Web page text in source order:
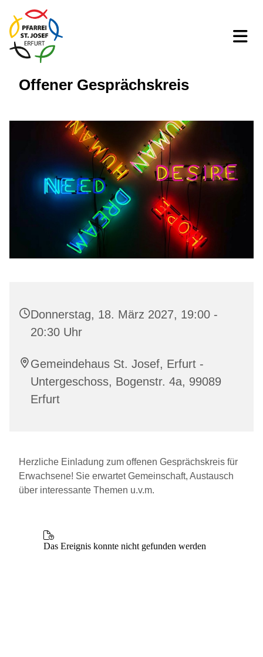
Offener Gesprächskreis
Donnerstag, 18. März 2027, 19:00 -
20:30 Uhr
Gemeindehaus St. Josef, Erfurt -
Untergeschoss, Bogenstr. 4a, 99089
Erfurt
Herzliche Einladung zum offenen Gesprächskreis für
Erwachsene! Sie erwartet Gemeinschaft, Austausch
über interessante Themen u.v.m.